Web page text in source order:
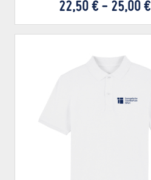
22,50 € - 25,00 €